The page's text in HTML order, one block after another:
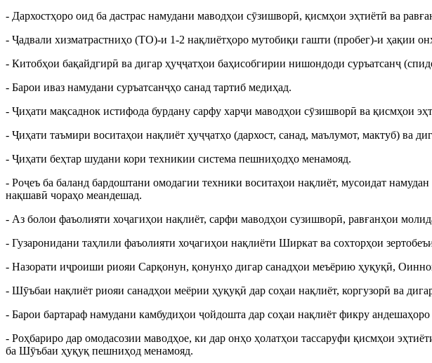
- Дархостҳоро оид ба дастрас намудани маводҳои сӯзишворӣ, қисмҳои эҳтиётӣ ва
- Ҷадвали хизматрастниҳо (ТО)-и 1-2 нақлиётҳоро мутобиқи гашти (пробег)-и ҳақии
- Китобҳои бақайдгирӣ ва дигар ҳуҷҷатҳои баҳисобгирии нишондоди суръатсанҷ
- Барои иваз намудани суръатсанҷҳо санад тартиб медиҳад.
- Ҷиҳати мақсаднок истифода бурдану сарфу харҷи маводҳои сӯзишворӣ ва қисмҳои
- Ҷиҳати таъмири воситаҳои нақлиёт ҳуҷҷатҳо (дархост, санад, маълумот, мактуб) ва
- Ҷиҳати беҳтар шудани кори техникии система пешниҳодҳо менамояд.
- Роҷеъ ба баланд бардоштани омодагии техники воситаҳои нақлиёт, мусоидат
нақшавӣ чораҳо меандешад.
- Аз болои фаъолияти хоҷагиҳои нақлиёт, сарфи маводҳои сузишворӣ, равғанҳои
- Гузаронидани таҳлили фаъолияти хоҷагиҳои нақлиёти Ширкат ва сохторҳои
- Назорати иҷроиши риояи Сарқонун, қонунҳо дигар санадҳои меъёрию ҳуқуқӣ,
- Шӯъбаи нақлиёт риояи санадҳои меёрии ҳуқуқӣ дар соҳаи нақлиёт, коргузорӣ ва
- Барои бартараф намудани камбудиҳои ҷойдошта дар соҳаи нақлиёт фикру
- Роҳбариро дар омодасозии маводҳое, ки дар онҳо ҳолатҳои тассаруфи қисмҳои
ба Шӯъбаи ҳуқуқ пешниҳод менамояд.